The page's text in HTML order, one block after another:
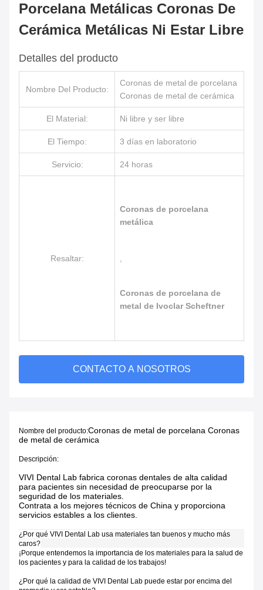
Porcelana Metálicas Coronas De
Cerámica Metálicas Ni Estar Libre
Detalles del producto
Nombre Del Producto:
Coronas de metal de porcelana
Coronas de metal de cerámica
El Material: Ni libre y ser libre
El Tiempo: 3 días en laboratorio
Servicio: 24 horas
Resaltar:
Coronas de porcelana
metálica
Coronas de porcelana de
metal de Ivoclar Scheftner
CONTACTO A NOSOTROS
Nombre del producto:Coronas de metal de porcelana Coronas
de metal de cerámica
Descripción:
VIVI Dental Lab fabrica coronas dentales de alta calidad
para pacientes sin necesidad de preocuparse por la
seguridad de los materiales.
Contrata a los mejores técnicos de China y proporciona
servicios estables a los clientes.
¿Por qué VIVI Dental Lab usa materiales tan buenos y mucho más
caros?
¡Porque entendemos la importancia de los materiales para la salud de
los pacientes y para la calidad de los trabajos!
¿Por qué la calidad de VIVI Dental Lab puede estar por encima del